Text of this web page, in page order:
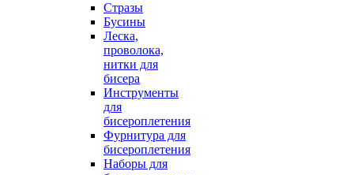
Стразы
Бусины
Леска,
проволока,
нитки для
бисера
Инструменты
для
бисероплетения
Фурнитура для
бисероплетения
Наборы для